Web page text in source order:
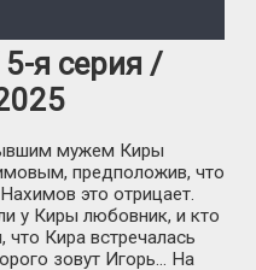
я серия /
мужем Киры
предположив, что
это отрицает.
у Киры любовник, и кто
что Кира встречалась
зовут Игорь… На